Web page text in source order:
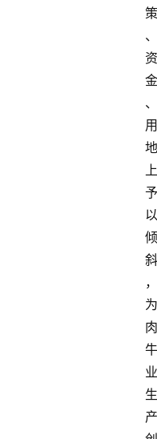
策
、
资
金
、
用
地
上
予
以
倾
斜
，
为
肉
牛
业
生
产